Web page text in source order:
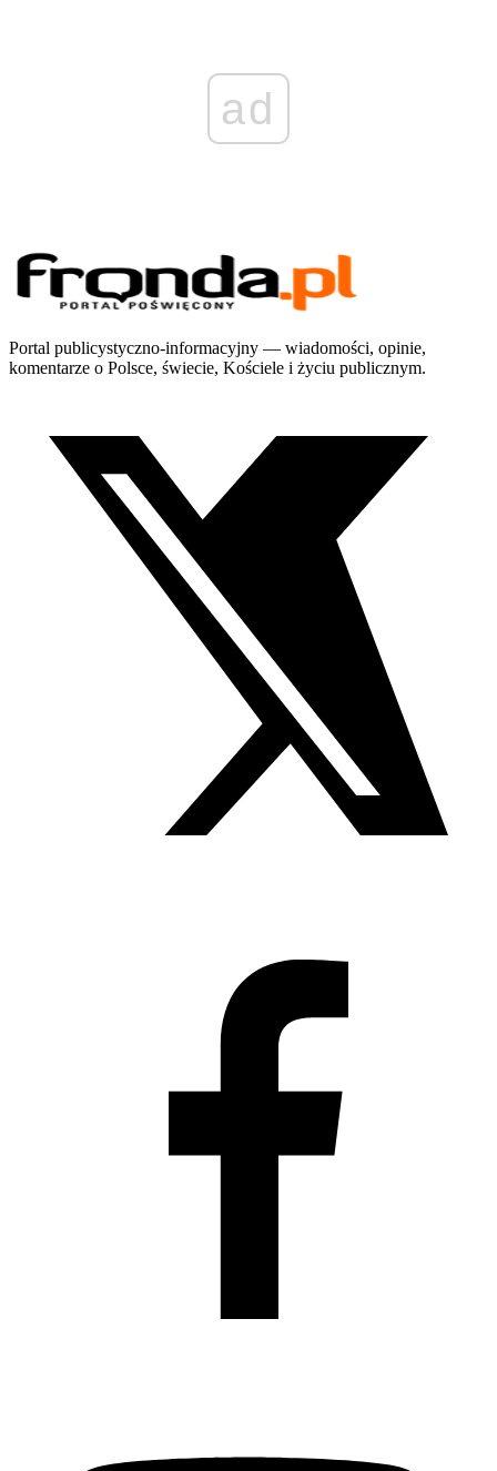
ad
Portal publicystyczno-informacyjny — wiadomości, opinie,
komentarze o Polsce, świecie, Kościele i życiu publicznym.